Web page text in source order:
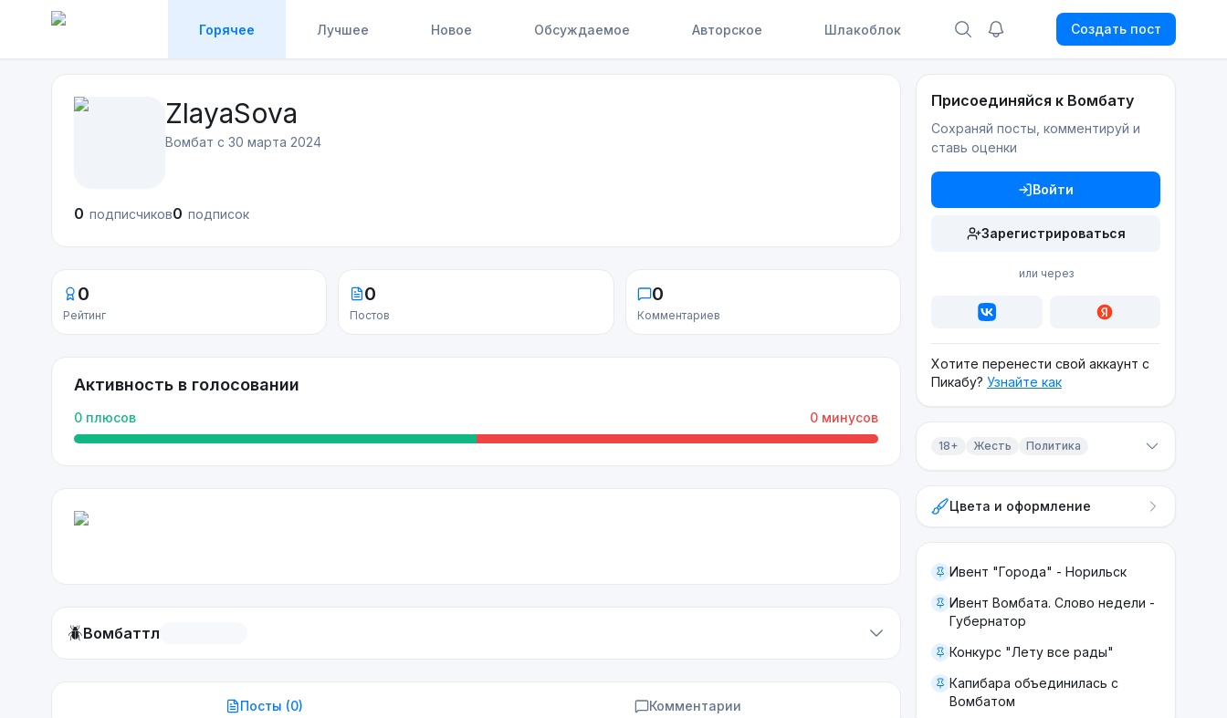
Горячее Лучшее Новое Обсуждаемое Авторское Шлакоблок Создать пост
ZlayaSova
Вомбат с 30 марта 2024
0 подписчиков0 подписок
0
Рейтинг
0
Постов
0
Комментариев
Активность в голосовании
0 плюсов 0 минусов
🪲Вомбаттл
Посты (0) Комментарии
Присоединяйся к Вомбату
Сохраняй посты, комментируй и
ставь оценки
Войти
Зарегистрироваться
или через
Хотите перенести свой аккаунт с
Пикабу? Узнайте как
18+ Жесть Политика
ЖестьЦвета и оформление
Ивент "Города" - Норильск
Ивент Вомбата. Слово недели -
Губернатор
Конкурс "Лету все рады"
Капибара объединилась с
Вомбатом